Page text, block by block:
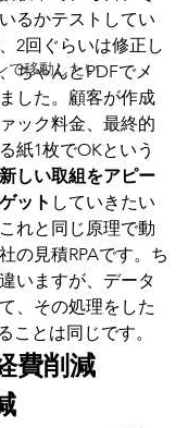
で移動したい
るかテストしてい
2回ぐらいは修正し
ちゃんとPDFでメ
した。顧客が作成
ック料金、最終的
紙1枚でOKという
新しい取組をアピー
ット していきたい
れと同じ原理で動
の見積RPAです。ち
いますが、データ
、その処理をした
ことは同じです。
費削減